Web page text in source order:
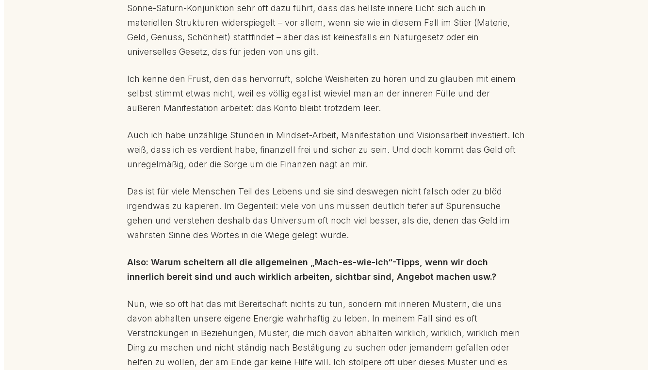
Sonne-Saturn-Konjunktion sehr oft dazu führt, dass das hellste innere Licht sich auch in
materiellen Strukturen widerspiegelt – vor allem, wenn sie wie in diesem Fall im Stier (Materie,
Geld, Genuss, Schönheit) stattfindet – aber das ist keinesfalls ein Naturgesetz oder ein
universelles Gesetz, das für jeden von uns gilt.
Ich kenne den Frust, den das hervorruft, solche Weisheiten zu hören und zu glauben mit einem
selbst stimmt etwas nicht, weil es völlig egal ist wieviel man an der inneren Fülle und der
äußeren Manifestation arbeitet: das Konto bleibt trotzdem leer.
Auch ich habe unzählige Stunden in Mindset-Arbeit, Manifestation und Visionsarbeit investiert. Ich
weiß, dass ich es verdient habe, finanziell frei und sicher zu sein. Und doch kommt das Geld oft
unregelmäßig, oder die Sorge um die Finanzen nagt an mir.
Das ist für viele Menschen Teil des Lebens und sie sind deswegen nicht falsch oder zu blöd
irgendwas zu kapieren. Im Gegenteil: viele von uns müssen deutlich tiefer auf Spurensuche
gehen und verstehen deshalb das Universum oft noch viel besser, als die, denen das Geld im
wahrsten Sinne des Wortes in die Wiege gelegt wurde.
Also: Warum scheitern all die allgemeinen „Mach-es-wie-ich“-Tipps, wenn wir doch
innerlich bereit sind und auch wirklich arbeiten, sichtbar sind, Angebot machen usw.?
Nun, wie so oft hat das mit Bereitschaft nichts zu tun, sondern mit inneren Mustern, die uns
davon abhalten unsere eigene Energie wahrhaftig zu leben. In meinem Fall sind es oft
Verstrickungen in Beziehungen, Muster, die mich davon abhalten wirklich, wirklich, wirklich mein
Ding zu machen und nicht ständig nach Bestätigung zu suchen oder jemandem gefallen oder
helfen zu wollen, der am Ende gar keine Hilfe will. Ich stolpere oft über dieses Muster und es